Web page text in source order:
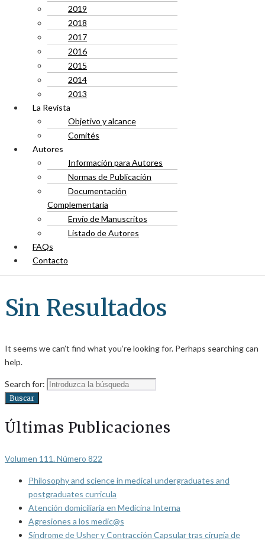
2019
2018
2017
2016
2015
2014
2013
La Revista
Objetivo y alcance
Comités
Autores
Información para Autores
Normas de Publicación
Documentación
Complementaria
Envío de Manuscritos
Listado de Autores
FAQs
Contacto
Sin Resultados
It seems we can’t find what you’re looking for. Perhaps searching can
help.
Search for:
Buscar
Últimas Publicaciones
Volumen 111. Número 822
Philosophy and science in medical undergraduates and
postgraduates curricula
Atención domiciliaria en Medicina Interna
Agresiones a los medic@s
Síndrome de Usher y Contracción Capsular tras cirugía de